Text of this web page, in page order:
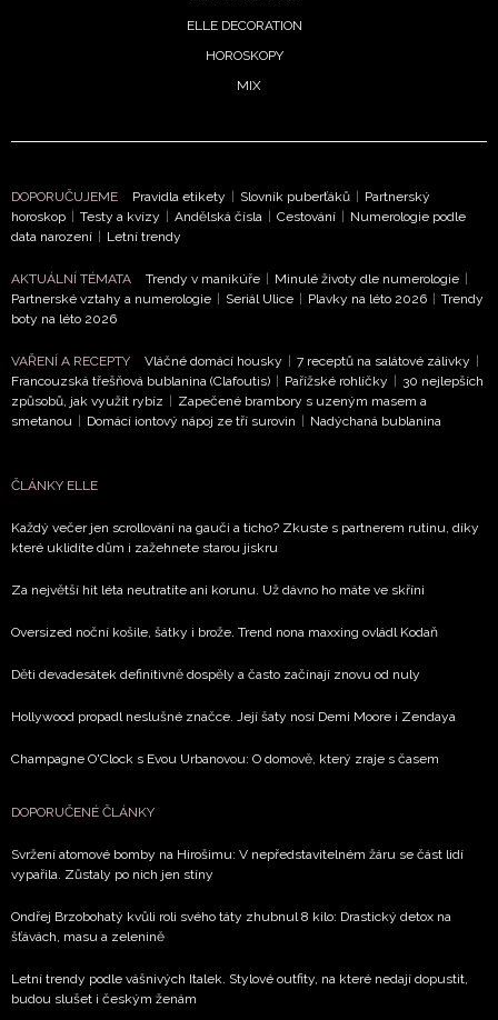
ELLE DECORATION
HOROSKOPY
MIX
DOPORUČUJEME Pravidla etikety Slovník puberťáků
Partnerský
horoskop
Testy a kvízy Andělská čísla Cestování
Numerologie podle
data narození
Letní trendy
AKTUÁLNÍ TÉMATA Trendy v manikúře Minulé životy dle numerologie
Partnerské vztahy a numerologie
Seriál Ulice Plavky na léto 2026
Trendy
boty na léto 2026
VAŘENÍ A RECEPTY Vláčné domácí housky 7 receptů na salátové zálivky
Francouzská třešňová bublanina (Clafoutis)
Pařížské rohlíčky
30 nejlepších
způsobů, jak využít rybíz
Zapečené brambory s uzeným masem a
smetanou
Domácí iontový nápoj ze tří surovin Nadýchaná bublanina
ČLÁNKY ELLE
Každý večer jen scrollování na gauči a ticho? Zkuste s partnerem rutinu, díky
které uklidíte dům i zažehnete starou jiskru
Za největší hit léta neutratíte ani korunu. Už dávno ho máte ve skříni
Oversized noční košile, šátky i brože. Trend nona maxxing ovládl Kodaň
Děti devadesátek definitivně dospěly a často začínají znovu od nuly
Hollywood propadl neslušné značce. Její šaty nosí Demi Moore i Zendaya
Champagne O'Clock s Evou Urbanovou: O domově, který zraje s časem
DOPORUČENÉ ČLÁNKY
Svržení atomové bomby na Hirošimu: V nepředstavitelném žáru se část lidí
vypařila. Zůstaly po nich jen stíny
Ondřej Brzobohatý kvůli roli svého táty zhubnul 8 kilo: Drastický detox na
šťávách, masu a zelenině
Letní trendy podle vášnivých Italek. Stylové outfity, na které nedají dopustit,
budou slušet i českým ženám